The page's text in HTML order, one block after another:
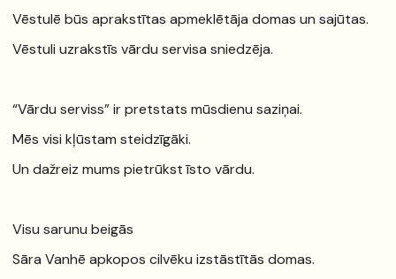
Vēstulē būs aprakstītas apmeklētāja domas un sajūtas.
Vēstuli uzrakstīs vārdu servisa sniedzēja.
“Vārdu serviss” ir pretstats mūsdienu saziņai.
Mēs visi kļūstam steidzīgāki.
Un dažreiz mums pietrūkst īsto vārdu.
Visu sarunu beigās
Sāra Vanhē apkopos cilvēku izstāstītās domas.